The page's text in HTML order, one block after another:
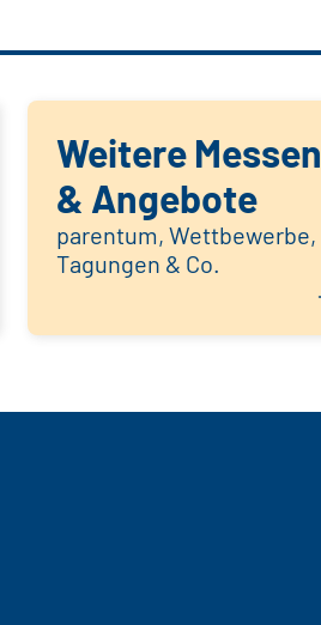
Weitere Messen
& Angebote
parentum, Wettbewerbe,
Tagungen & Co.